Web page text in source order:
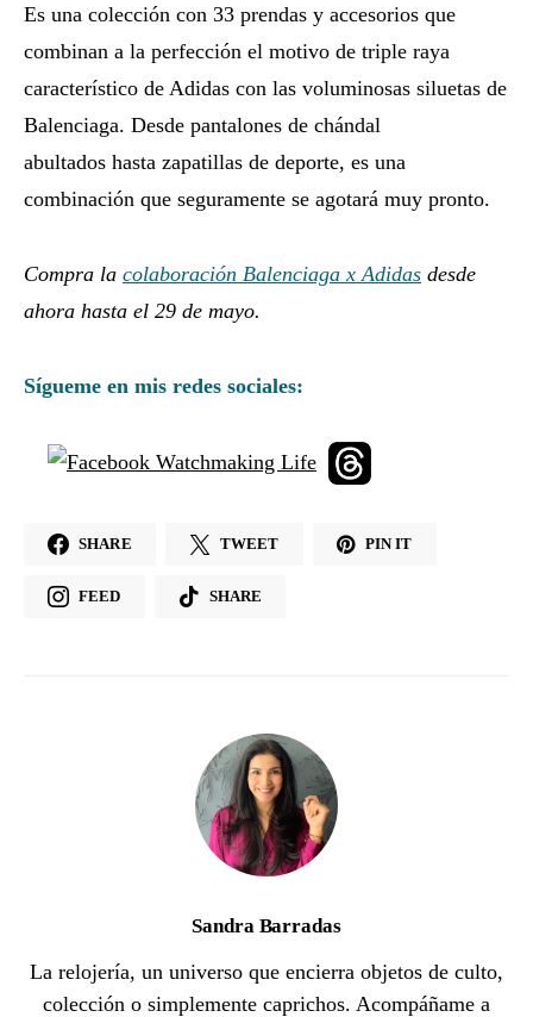
Es una colección con 33 prendas y accesorios que
combinan a la perfección el motivo de triple raya
característico de Adidas con las voluminosas siluetas de
Balenciaga. Desde pantalones de chándal
abultados hasta zapatillas de deporte, es una
combinación que seguramente se agotará muy pronto.
Compra la colaboración Balenciaga x Adidas desde
ahora hasta el 29 de mayo.
Sígueme en mis redes sociales:
SHARE TWEET PIN IT
FEED SHARE
Sandra Barradas
La relojería, un universo que encierra objetos de culto,
colección o simplemente caprichos. Acompáñame a